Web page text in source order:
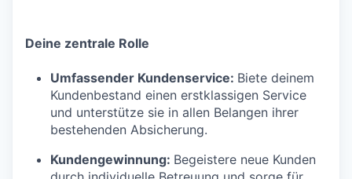
Deine zentrale Rolle
Umfassender Kundenservice: Biete deinem
Kundenbestand einen erstklassigen Service
und unterstütze sie in allen Belangen ihrer
bestehenden Absicherung.
Kundengewinnung: Begeistere neue Kunden